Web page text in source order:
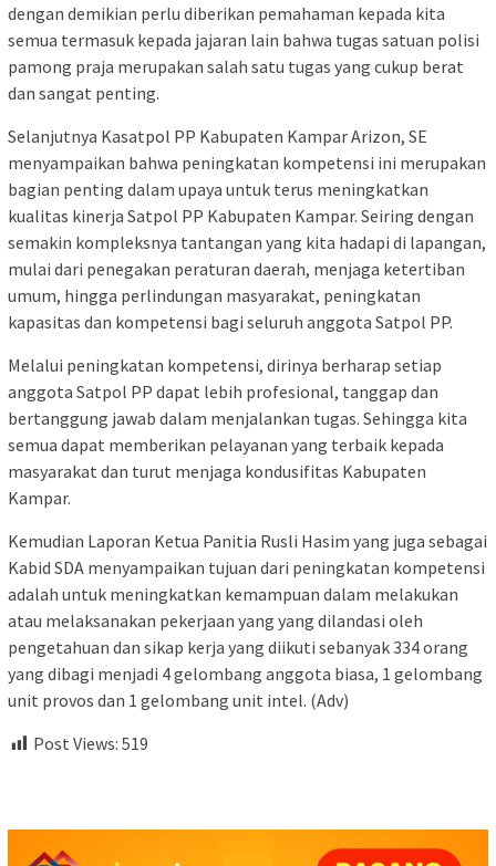
dengan demikian perlu diberikan pemahaman kepada kita
semua termasuk kepada jajaran lain bahwa tugas satuan polisi
pamong praja merupakan salah satu tugas yang cukup berat
dan sangat penting.
Selanjutnya Kasatpol PP Kabupaten Kampar Arizon, SE
menyampaikan bahwa peningkatan kompetensi ini merupakan
bagian penting dalam upaya untuk terus meningkatkan
kualitas kinerja Satpol PP Kabupaten Kampar. Seiring dengan
semakin kompleksnya tantangan yang kita hadapi di lapangan,
mulai dari penegakan peraturan daerah, menjaga ketertiban
umum, hingga perlindungan masyarakat, peningkatan
kapasitas dan kompetensi bagi seluruh anggota Satpol PP.
Melalui peningkatan kompetensi, dirinya berharap setiap
anggota Satpol PP dapat lebih profesional, tanggap dan
bertanggung jawab dalam menjalankan tugas. Sehingga kita
semua dapat memberikan pelayanan yang terbaik kepada
masyarakat dan turut menjaga kondusifitas Kabupaten
Kampar.
Kemudian Laporan Ketua Panitia Rusli Hasim yang juga sebagai
Kabid SDA menyampaikan tujuan dari peningkatan kompetensi
adalah untuk meningkatkan kemampuan dalam melakukan
atau melaksanakan pekerjaan yang yang dilandasi oleh
pengetahuan dan sikap kerja yang diikuti sebanyak 334 orang
yang dibagi menjadi 4 gelombang anggota biasa, 1 gelombang
unit provos dan 1 gelombang unit intel. (Adv)
Post Views: 519